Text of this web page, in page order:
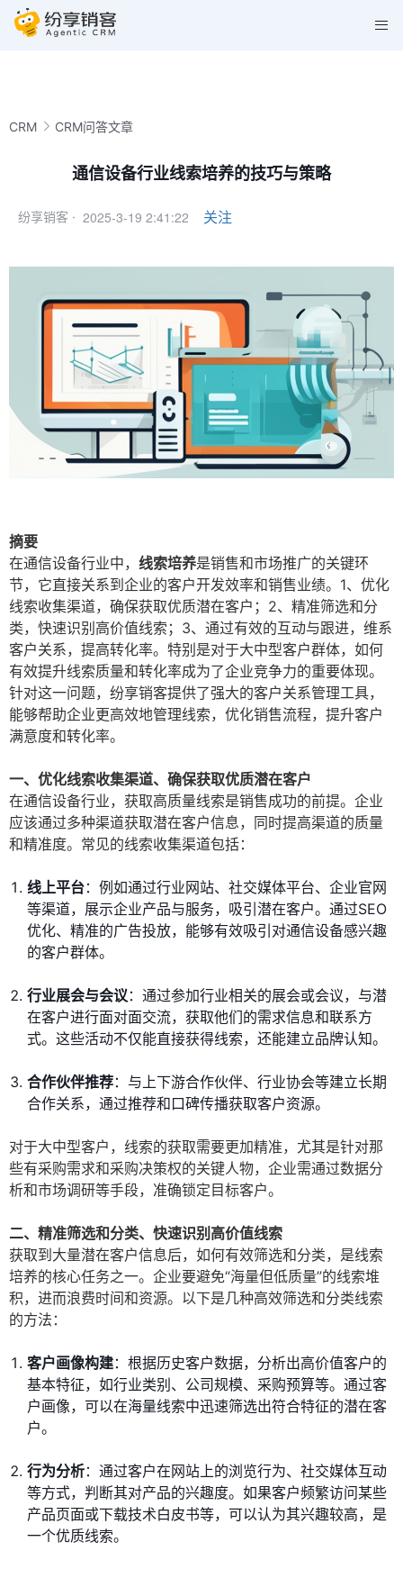
CRM CRM问答文章
通信设备行业线索培养的技巧与策略
纷享销客 · 2025-3-19 2:41:22 关注
摘要
在通信设备行业中， 线索培养是销售和市场推广的关键环
节，它直接关系到企业的客户开发效率和销售业绩。1、优化
线索收集渠道，确保获取优质潜在客户；2、精准筛选和分
类，快速识别高价值线索；3、通过有效的互动与跟进，维系
客户关系，提高转化率。特别是对于大中型客户群体，如何
有效提升线索质量和转化率成为了企业竞争力的重要体现。
针对这一问题，纷享销客提供了强大的客户关系管理工具，
能够帮助企业更高效地管理线索，优化销售流程，提升客户
满意度和转化率。
一、优化线索收集渠道、确保获取优质潜在客户
在通信设备行业，获取高质量线索是销售成功的前提。企业
应该通过多种渠道获取潜在客户信息，同时提高渠道的质量
和精准度。常见的线索收集渠道包括：
线上平台：例如通过行业网站、社交媒体平台、企业官网
等渠道，展示企业产品与服务，吸引潜在客户。通过SEO
优化、精准的广告投放，能够有效吸引对通信设备感兴趣
的客户群体。
行业展会与会议：通过参加行业相关的展会或会议，与潜
在客户进行面对面交流，获取他们的需求信息和联系方
式。这些活动不仅能直接获得线索，还能建立品牌认知。
合作伙伴推荐：与上下游合作伙伴、行业协会等建立长期
合作关系，通过推荐和口碑传播获取客户资源。
对于大中型客户，线索的获取需要更加精准，尤其是针对那
些有采购需求和采购决策权的关键人物，企业需通过数据分
析和市场调研等手段，准确锁定目标客户。
二、精准筛选和分类、快速识别高价值线索
获取到大量潜在客户信息后，如何有效筛选和分类，是线索
培养的核心任务之一。企业要避免“海量但低质量”的线索堆
积，进而浪费时间和资源。以下是几种高效筛选和分类线索
的方法：
客户画像构建：根据历史客户数据，分析出高价值客户的
基本特征，如行业类别、公司规模、采购预算等。通过客
户画像，可以在海量线索中迅速筛选出符合特征的潜在客
户。
行为分析：通过客户在网站上的浏览行为、社交媒体互动
等方式，判断其对产品的兴趣度。如果客户频繁访问某些
产品页面或下载技术白皮书等，可以认为其兴趣较高，是
一个优质线索。